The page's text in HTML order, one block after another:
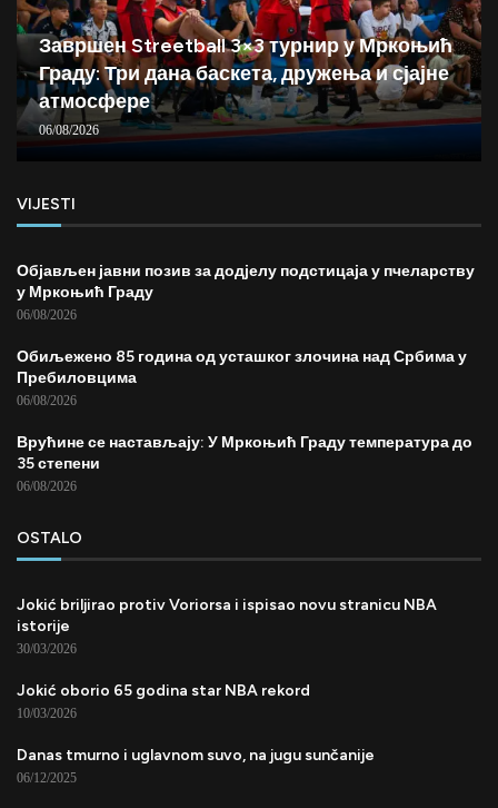
Завршен Streetball 3×3 турнир у Мркоњић
Граду: Три дана баскета, дружења и сјајне
атмосфере
06/08/2026
VIJESTI
Објављен јавни позив за додјелу подстицаја у пчеларству
у Мркоњић Граду
06/08/2026
Обиљежено 85 година од усташког злочина над Србима у
Пребиловцима
06/08/2026
Врућине се настављају: У Мркоњић Граду температура до
35 степени
06/08/2026
OSTALO
Jokić briljirao protiv Voriorsa i ispisao novu stranicu NBA
istorije
30/03/2026
Jokić oborio 65 godina star NBA rekord
10/03/2026
Danas tmurno i uglavnom suvo, na jugu sunčanije
06/12/2025